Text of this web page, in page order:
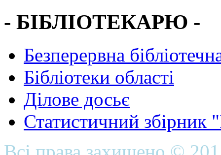
- БІБЛІОТЕКАРЮ -
Безперервна
Бібліотеки області
Ділове досьє
Статистичний